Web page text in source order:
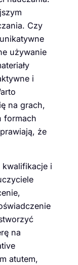
Czy
używanie
i
na grach,
formach
że
kwalifikacje i
na
atutem,